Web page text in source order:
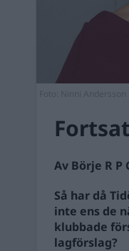
Av Börje R P
Så har då
inte ens de
klubbade
lagförslag?